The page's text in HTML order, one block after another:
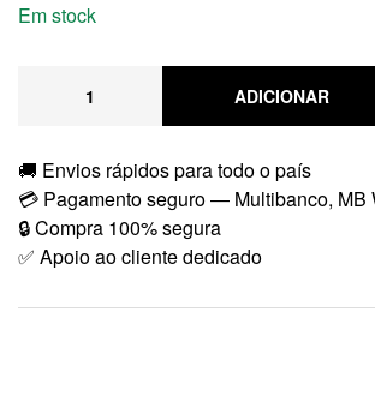
Em stock
ADICIONAR
🚚 Envios rápidos para todo o país
💳 Pagamento seguro — Multibanco, MB
🔒 Compra 100% segura
✅ Apoio ao cliente dedicado